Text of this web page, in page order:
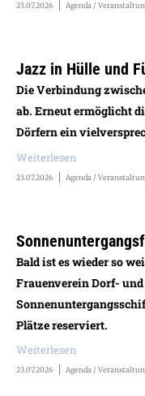
23.07.2026 Agenda /
Jazz in Hülle und
Die Verbindung
ab. Erneut ermöglicht
Dörfern ein
Weiterlesen
23.07.2026 Agenda /
Bald ist es wieder so
Frauenverein Dorf-
Plätze reserviert.
Weiterlesen
23.07.2026 Agenda /